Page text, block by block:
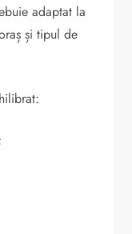
adaptat la
și tipul de